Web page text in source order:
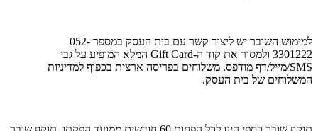
למימוש השובר יש ליצור קשר עם בית העסק במספר 052-
3301222 ולמסור את קוד ה-Gift Card המלא המופיע על גבי
SMS/מייל/דף מודפס. משלוחים בפריסה ארצית בכפוף למדיניות
המשלוחים של בית העסק.